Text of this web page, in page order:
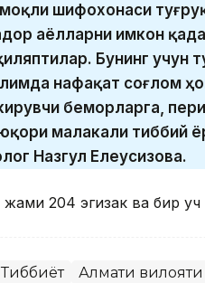
шифохонаси
аёлларни имкон
Бунинг учун
нафақат соғлом
беморларга,
малакали тиббий
Назгул Елеусизова.
204 эгизак ва бир уч
Тиббиёт Алмати вилояти